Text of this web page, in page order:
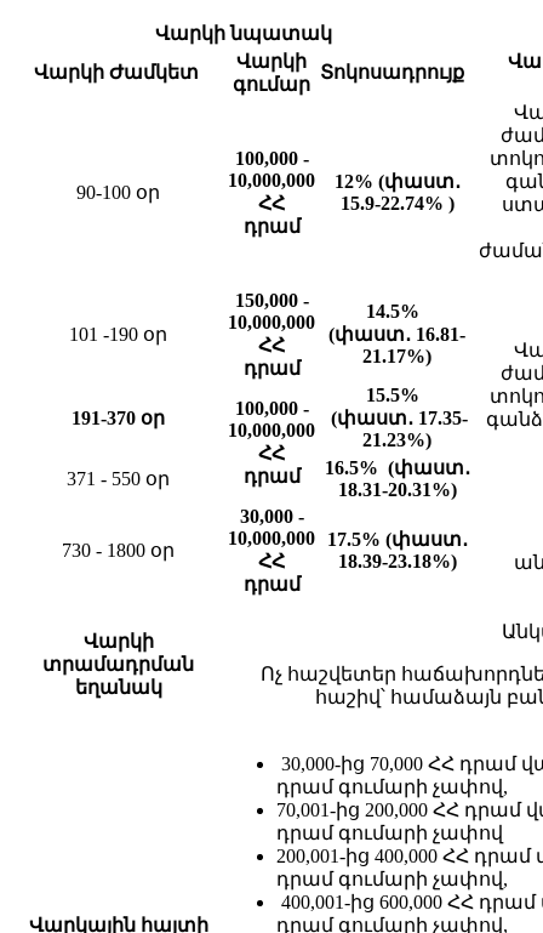
Վարկինպատակ
Վարկի Ժամկետ
Վարկի
գումար
Տոկոսադրույք
90-100 օր
100,000 -
10,000,000
ՀՀ
դրամ
12% (փաստ․
15.9-22.74% )
101 -190 օր
150,000 -
10,000,000
ՀՀ
դրամ
14.5%
(փաստ․ 16.81-
21.17%)
191-370 օր
100,000 -
10,000,000
ՀՀ
դրամ
15.5%
(փաստ․ 17.35-
21.23%)
371 - 550 օր
16.5% (փաստ․
18.31-20.31%)
730 - 1800 օր
30,000 -
10,000,000
ՀՀ
դրամ
17.5% (փաստ․
18.39-23.18%)
Վարկի
տրամադրման
եղանակ
Ոչ հաշվետեր
հաշիվ՝ համաձայն
Վարկային հայտի
30,000-ից 70,000 ՀՀ դրամ
դրամ գումարի չափով,
70,001-ից 200,000 ՀՀ
դրամ գումարի չափով
200,001-ից 400,000 ՀՀ
դրամ գումարի չափով,
400,001-ից 600,000 ՀՀ
դրամ գումարի չափով,